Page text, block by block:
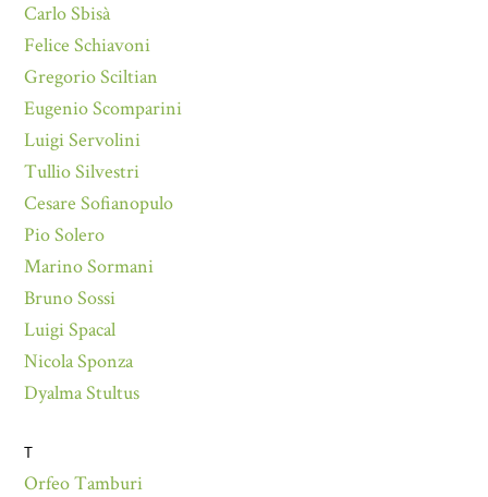
Carlo Sbisà
Felice Schiavoni
Gregorio Sciltian
Eugenio Scomparini
Luigi Servolini
Tullio Silvestri
Cesare Sofianopulo
Pio Solero
Marino Sormani
Bruno Sossi
Luigi Spacal
Nicola Sponza
Dyalma Stultus
T
Orfeo Tamburi